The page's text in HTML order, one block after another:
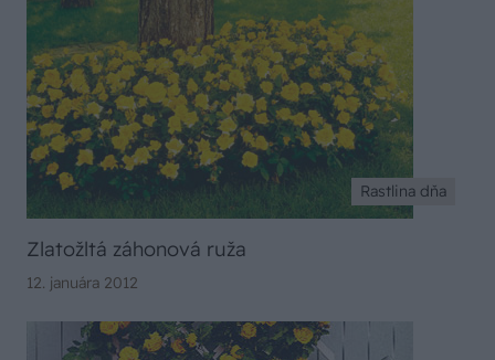
Rastlina dňa
Zlatožltá záhonová ruža
12. januára 2012